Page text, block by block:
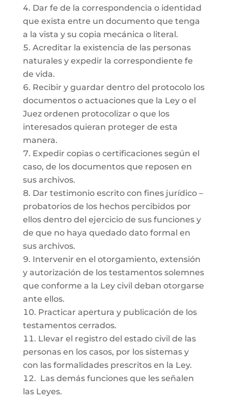
Dar fe de la correspondencia o identidad
que exista entre un documento que tenga
a la vista y su copia mecánica o literal.
Acreditar la existencia de las personas
naturales y expedir la correspondiente fe
de vida.
Recibir y guardar dentro del protocolo los
documentos o actuaciones que la Ley o el
Juez ordenen protocolizar o que los
interesados quieran proteger de esta
manera.
Expedir copias o certificaciones según el
caso, de los documentos que reposen en
sus archivos.
Dar testimonio escrito con fines jurídico –
probatorios de los hechos percibidos por
ellos dentro del ejercicio de sus funciones y
de que no haya quedado dato formal en
sus archivos.
Intervenir en el otorgamiento, extensión
y autorización de los testamentos solemnes
que conforme a la Ley civil deban otorgarse
ante ellos.
Practicar apertura y publicación de los
testamentos cerrados.
Llevar el registro del estado civil de las
personas en los casos, por los sistemas y
con las formalidades prescritos en la Ley.
Las demás funciones que les señalen
las Leyes.